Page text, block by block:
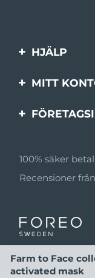
HJÄLP
Kontakta oss
MITT
Affiliate-
Återförsäljare
100% säker
Recensioner
Farm to Face
activated mask